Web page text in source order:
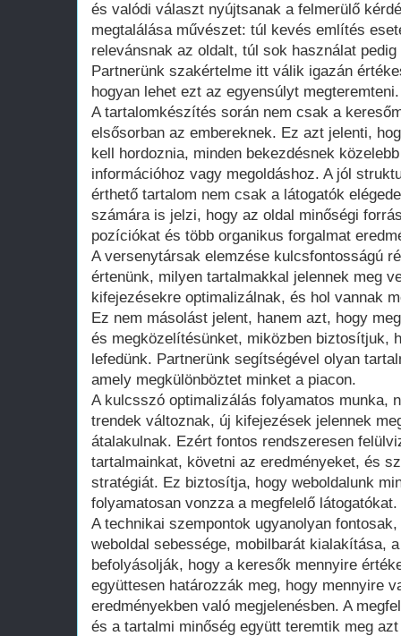
és valódi választ nyújtsanak a felmerülő
megtalálása művészet: túl kevés említés
relevánsnak az oldalt, túl sok használat
Partnerünk szakértelme itt válik igazán
hogyan lehet ezt az egyensúlyt megteremteni.
A tartalomkészítés során nem csak a
elsősorban az embereknek. Ez azt jelenti,
kell hordoznia, minden bekezdésnek
információhoz vagy megoldáshoz. A jól
érthető tartalom nem csak a látogatók
számára is jelzi, hogy az oldal minőségi
pozíciókat és több organikus forgalmat
A versenytársak elemzése kulcsfontosságú
értenünk, milyen tartalmakkal jelennek meg
kifejezésekre optimalizálnak, és hol vannak
Ez nem másolást jelent, hanem azt, hogy
és megközelítésünket, miközben biztosítjuk,
lefedünk. Partnerünk segítségével olyan
amely megkülönböztet minket a piacon.
A kulcsszó optimalizálás folyamatos munka,
trendek változnak, új kifejezések jelennek
átalakulnak. Ezért fontos rendszeresen
tartalmainkat, követni az eredményeket, és
stratégiát. Ez biztosítja, hogy weboldalunk
folyamatosan vonzza a megfelelő látogatókat.
A technikai szempontok ugyanolyan
weboldal sebessége, mobilbarát kialakítása,
befolyásolják, hogy a keresők mennyire
együttesen határozzák meg, hogy mennyire
eredményekben való megjelenésben. A
és a tartalmi minőség együtt teremtik meg